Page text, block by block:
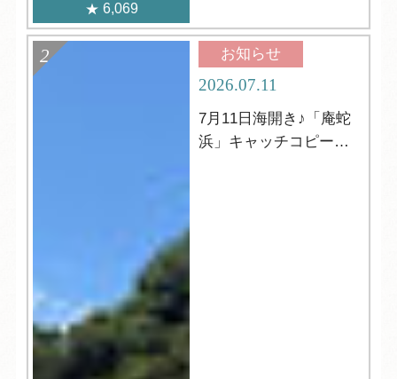
6,069
お知らせ
2026.07.11
7月11日海開き♪「庵蛇
浜」キャッチコピーの